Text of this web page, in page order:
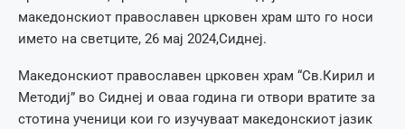
македонскиот православен црковен храм што го носи
името на светците, 26 мај 2024,Сиднеј.
Македонскиот православен црковен храм “Св.Кирил и
Методиј” во Сиднеј и оваа година ги отвори вратите за
стотина ученици кои го изучуваат македонскиот јазик